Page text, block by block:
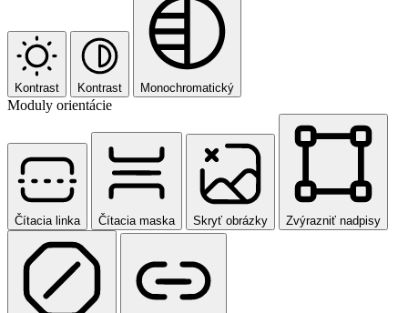
Kontrast Kontrast Monochromatický
Moduly orientácie
Čítacia linka Čítacia maska Skryť obrázky Zvýrazniť nadpisy